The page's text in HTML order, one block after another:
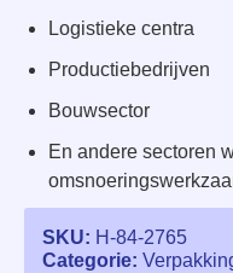
Logistieke centra
Productiebedrijven
Bouwsector
En andere sectoren
SKU: H-84-2765
Categorie: